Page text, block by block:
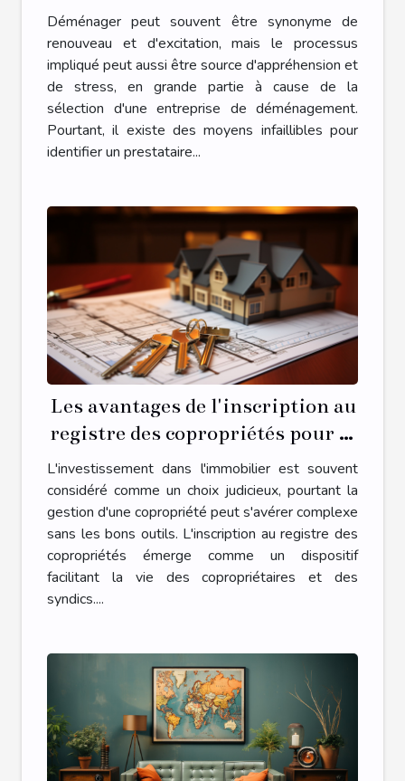
économique
Déménager peut souvent être synonyme de
renouveau et d'excitation, mais le processus
impliqué peut aussi être source d'appréhension et
de stress, en grande partie à cause de la
sélection d'une entreprise de déménagement.
Pourtant, il existe des moyens infaillibles pour
identifier un prestataire...
Les avantages de l'inscription au
registre des copropriétés pour la
gestion de votre propriété
L'investissement dans l'immobilier est souvent
considéré comme un choix judicieux, pourtant la
gestion d'une copropriété peut s'avérer complexe
sans les bons outils. L'inscription au registre des
copropriétés émerge comme un dispositif
facilitant la vie des copropriétaires et des
syndics....